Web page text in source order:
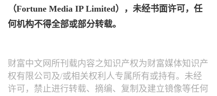
（Fortune Media IP Limited），未经书面许可，任
何机构不得全部或部分转载。
财富中文网所刊载内容之知识产权为财富媒体知识产
权有限公司及/或相关权利人专属所有或持有。未经
许可，禁止进行转载、摘编、复制及建立镜像等任何